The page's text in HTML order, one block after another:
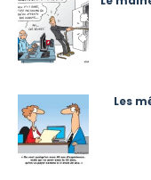
Les